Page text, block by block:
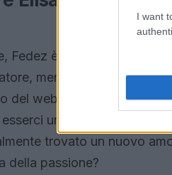
I want
Fedez è stato avvistato in
mentre si divertivano
del web, sollevando
un flirt tra i due? La
trovato un nuovo
della passione?